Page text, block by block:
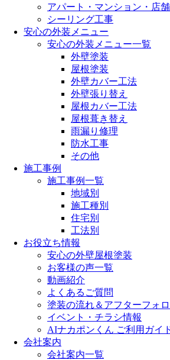
アパート・マンション・店
シーリング工事
安心の外装メニュー
安心の外装メニュー一覧
外壁塗装
屋根塗装
外壁カバー工法
外壁張り替え
屋根カバー工法
屋根葺き替え
雨漏り修理
防水工事
その他
施工事例
施工事例一覧
地域別
施工種別
住宅別
工法別
お役立ち情報
安心の外壁屋根塗装
お客様の声一覧
動画紹介
よくあるご質問
塗装の流れ＆アフターフォ
イベント・チラシ情報
AIナカポンくん ご利用ガイ
会社案内
会社案内一覧